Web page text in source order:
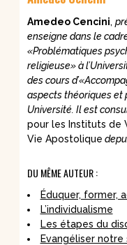
Amedeo Cencini,
enseigne dans le
«Problématiques
religieuse» à
des cours
aspects théoriques et
Université. Il est
pour les Instituts de
Vie Apostolique
DU MÊME AUTEUR :
Éduquer, former,
L’individualisme
Les étapes du
Evangéliser